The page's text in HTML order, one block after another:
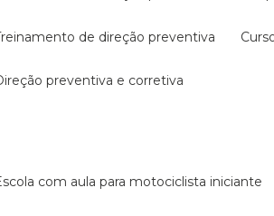
treinamento de direção preventiva
direção preventiva e corretiva
escola com aula para motociclista iniciante